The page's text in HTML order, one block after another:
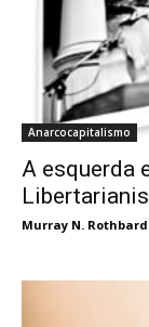
Anarcocapitalismo
A esquerda
Murray N. Rothbard